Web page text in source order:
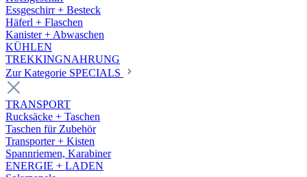
Essgeschirr + Besteck
Häferl + Flaschen
Kanister + Abwaschen
KÜHLEN
TREKKINGNAHRUNG
Zur Kategorie SPECIALS
TRANSPORT
Rucksäcke + Taschen
Taschen für Zubehör
Transporter + Kisten
Spannriemen, Karabiner
ENERGIE + LADEN